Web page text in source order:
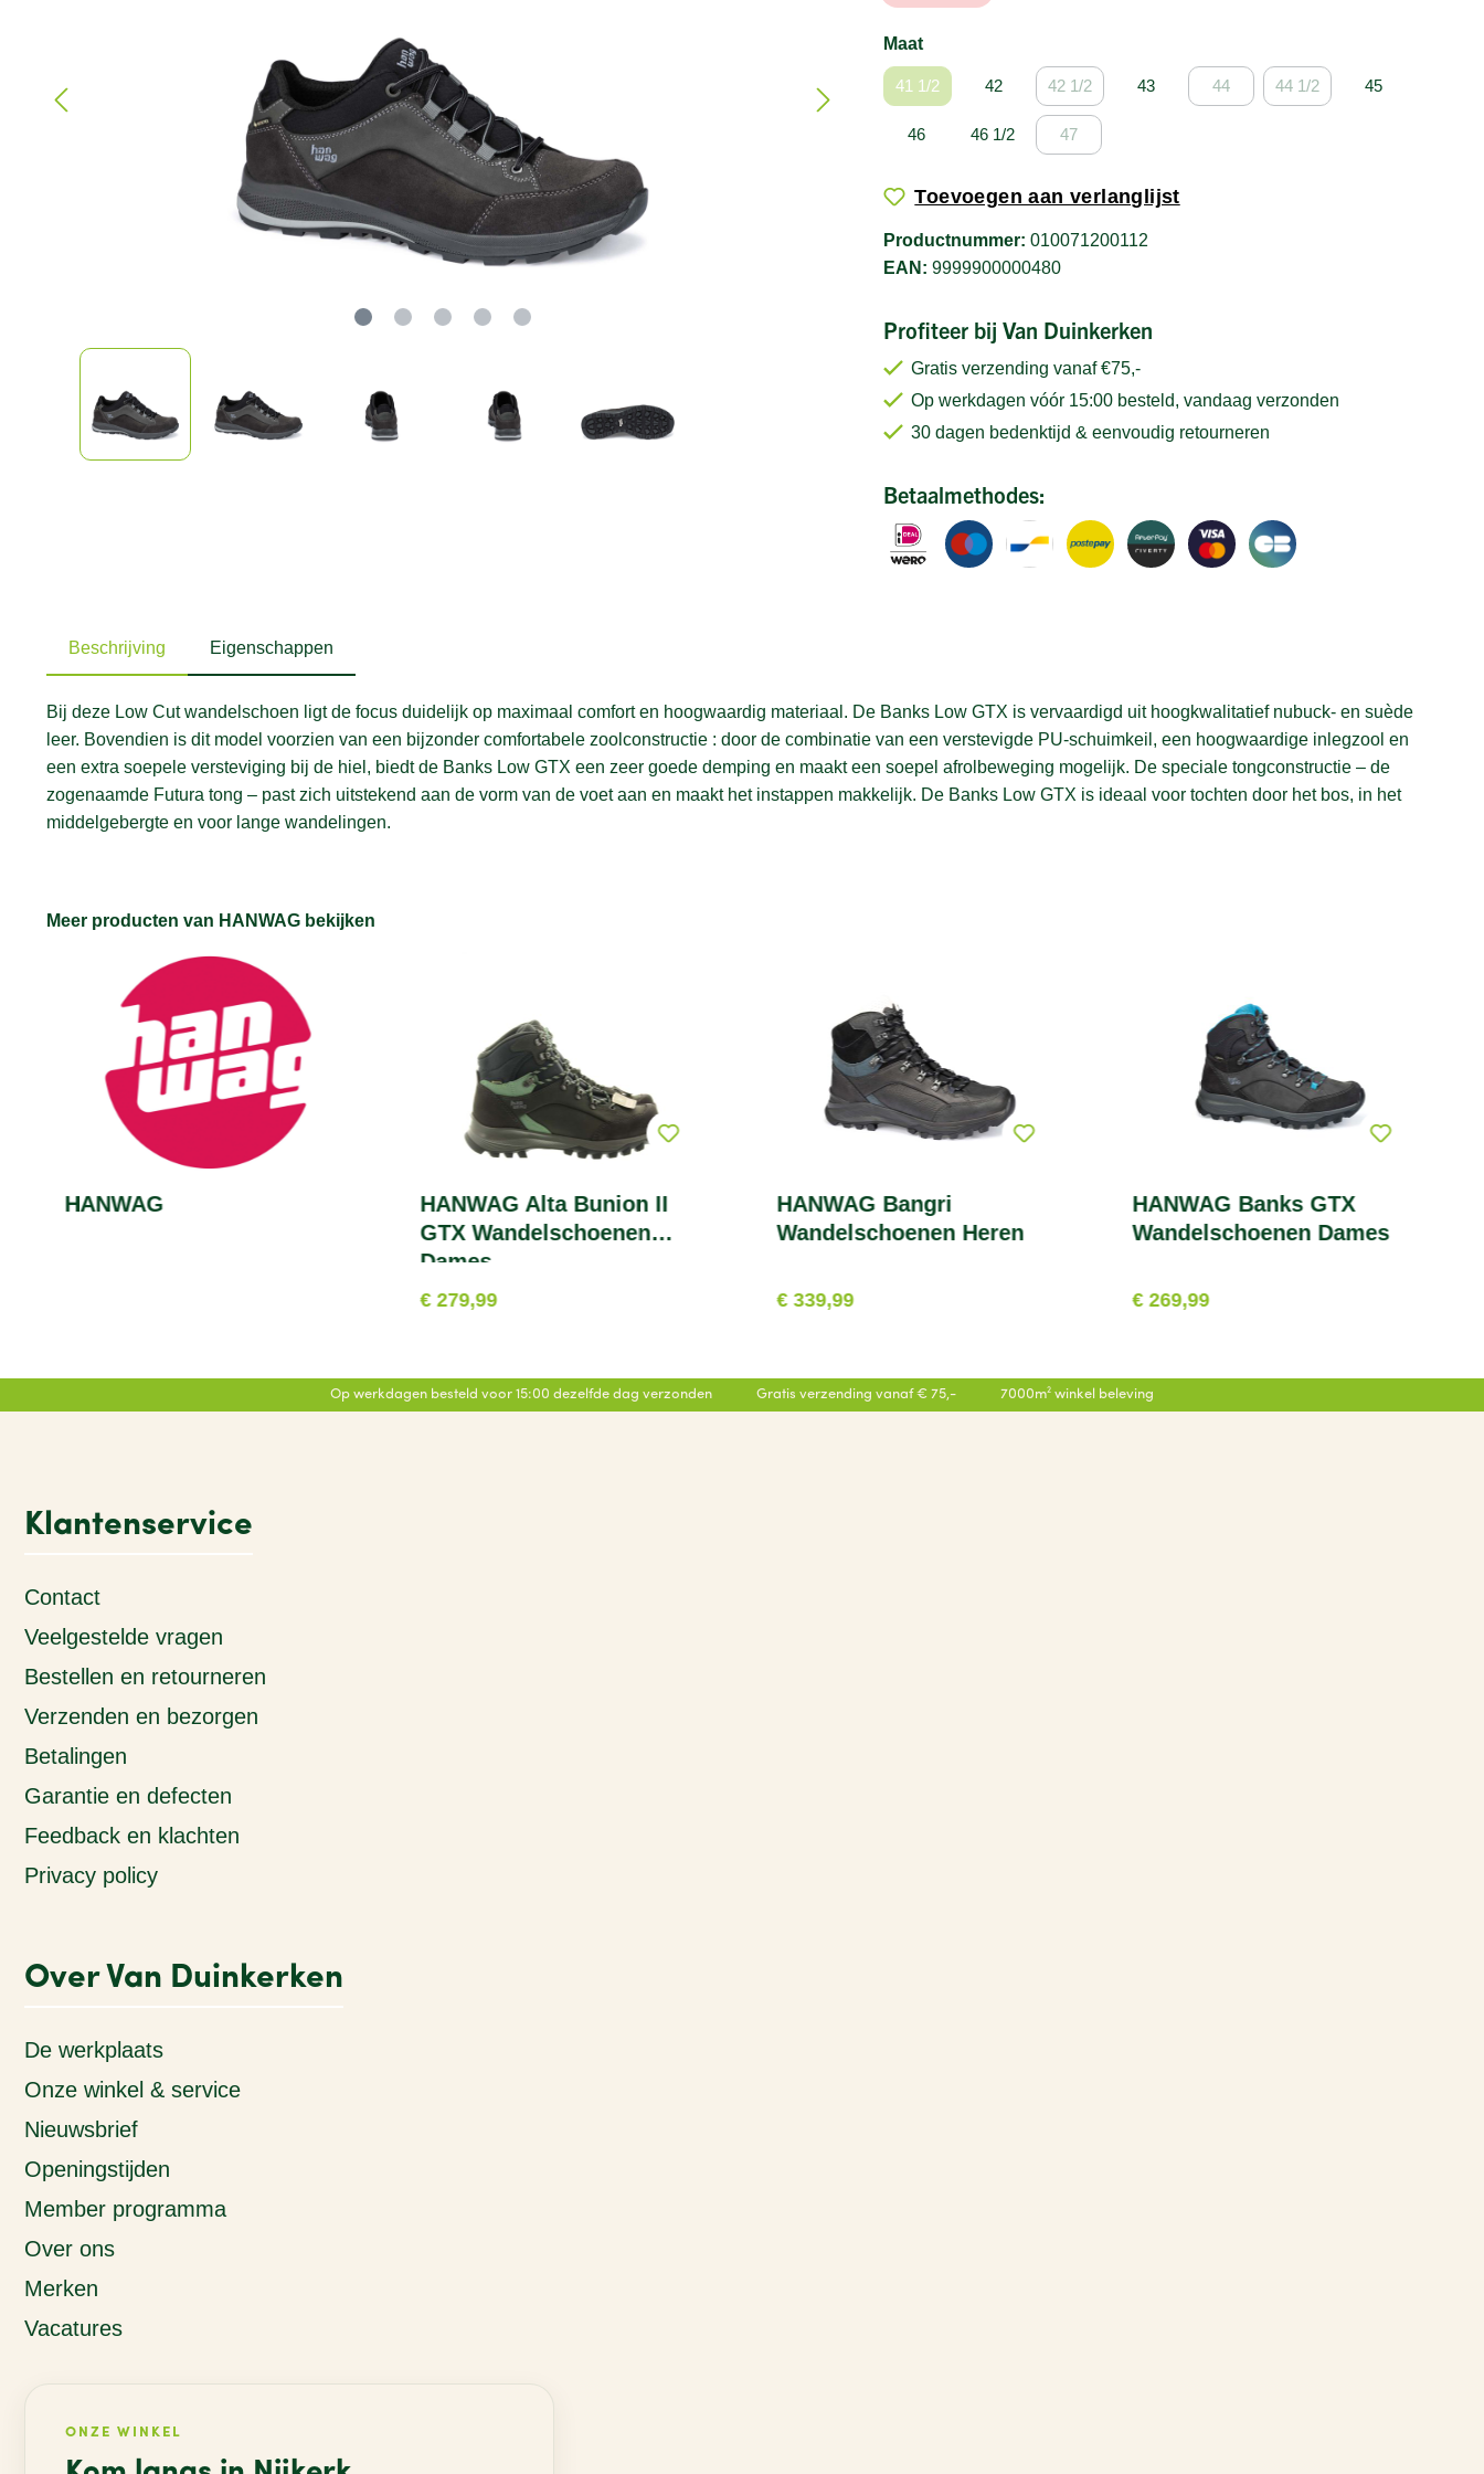
Maat
41 1/2 42 42 1/2 43 44 44 1/2 45
46 46 1/2 47
Toevoegen aan verlanglijst
Productnummer:010071200112
EAN:9999900000480
Profiteer bij Van Duinkerken
Gratis verzending vanaf €75,-
Op werkdagen vóór 15:00 besteld, vandaag verzonden
30 dagen bedenktijd & eenvoudig retourneren
Betaalmethodes:
Beschrijving Eigenschappen
Bij deze Low Cut wandelschoen ligt de focus duidelijk op maximaal comfort en hoogwaardig materiaal. De Banks Low GTX is vervaardigd uit hoogkwalitatief nubuck- en suède
leer. Bovendien is dit model voorzien van een bijzonder comfortabele zoolconstructie : door de combinatie van een verstevigde PU-schuimkeil, een hoogwaardige inlegzool en
een extra soepele versteviging bij de hiel, biedt de Banks Low GTX een zeer goede demping en maakt een soepel afrolbeweging mogelijk. De speciale tongconstructie – de
zogenaamde Futura tong – past zich uitstekend aan de vorm van de voet aan en maakt het instappen makkelijk. De Banks Low GTX is ideaal voor tochten door het bos, in het
middelgebergte en voor lange wandelingen.
Meer producten van HANWAG bekijken
HANWAG
HANWAG Alta Bunion II
GTX Wandelschoenen
Dames
€ 279,99
HANWAG Bangri
Wandelschoenen Heren
€ 339,99
HANWAG Banks GTX
Wandelschoenen Dames
€ 269,99
Op werkdagen besteld voor 15:00 dezelfde dag verzonden Gratis verzending vanaf € 75,- 7000m² winkel beleving
Klantenservice
Contact
Veelgestelde vragen
Bestellen en retourneren
Verzenden en bezorgen
Betalingen
Garantie en defecten
Feedback en klachten
Privacy policy
Over Van Duinkerken
De werkplaats
Onze winkel & service
Nieuwsbrief
Openingstijden
Member programma
Over ons
Merken
Vacatures
ONZE WINKEL